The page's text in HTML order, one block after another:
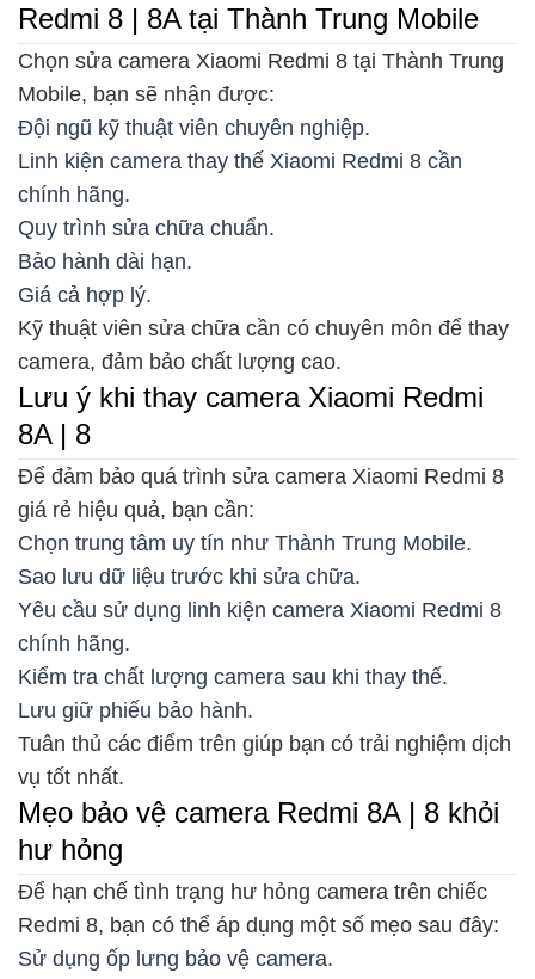
Redmi 8 | 8A tại Thành Trung Mobile
Chọn sửa camera Xiaomi Redmi 8 tại Thành Trung
Mobile, bạn sẽ nhận được:
Đội ngũ kỹ thuật viên chuyên nghiệp.
Linh kiện camera thay thế Xiaomi Redmi 8 cần
chính hãng.
Quy trình sửa chữa chuẩn.
Bảo hành dài hạn.
Giá cả hợp lý.
Kỹ thuật viên sửa chữa cần có chuyên môn để thay
camera, đảm bảo chất lượng cao.
Lưu ý khi thay camera Xiaomi Redmi
8A | 8
Để đảm bảo quá trình sửa camera Xiaomi Redmi 8
giá rẻ hiệu quả, bạn cần:
Chọn trung tâm uy tín như Thành Trung Mobile.
Sao lưu dữ liệu trước khi sửa chữa.
Yêu cầu sử dụng linh kiện camera Xiaomi Redmi 8
chính hãng.
Kiểm tra chất lượng camera sau khi thay thế.
Lưu giữ phiếu bảo hành.
Tuân thủ các điểm trên giúp bạn có trải nghiệm dịch
vụ tốt nhất.
Mẹo bảo vệ camera Redmi 8A | 8 khỏi
hư hỏng
Để hạn chế tình trạng hư hỏng camera trên chiếc
Redmi 8, bạn có thể áp dụng một số mẹo sau đây:
Sử dụng ốp lưng bảo vệ camera.